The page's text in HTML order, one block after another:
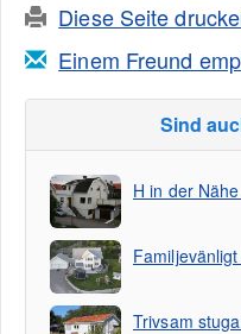
Diese Seite
Einem Freund
Sind
H in der
Trivsam